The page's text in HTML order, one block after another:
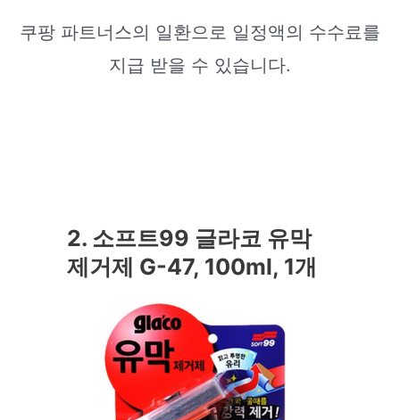
쿠팡 파트너스의 일환으로 일정액의 수수료를
지급 받을 수 있습니다.
2. 소프트99 글라코 유막
제거제 G-47, 100ml, 1개